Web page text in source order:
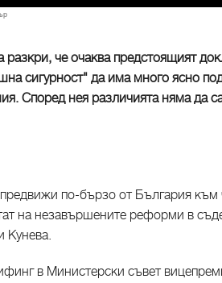
разкри, че очаква предстоящият
сигурност" да има много ясно
Според нея различията няма да
по-бързо от България
на незавършените реформи в
Кунева.
в Министерски съвет